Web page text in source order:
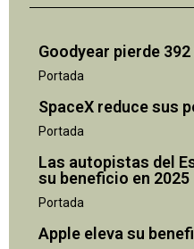
Goodyear pierde
Portada
SpaceX reduce sus
Portada
Las autopistas del
su beneficio en 2025
Portada
Apple eleva su